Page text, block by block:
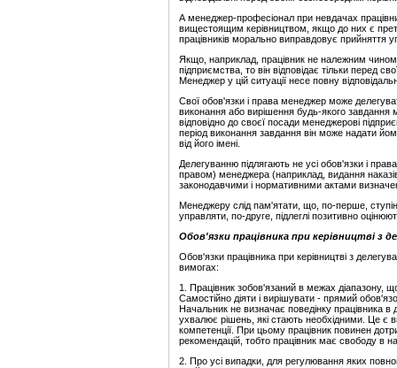
А менеджер-професіонал при невдачах
вищестоящим керівництвом, якщо до них є
працівників морально виправдовує прийняття
Якщо, наприклад, працівник не належним
підприємства, то він відповідає тільки перед
Менеджер у цій ситуації несе повну
Свої обов'язки і права менеджер може
виконання або вирішення будь-якого завдання
відповідно до своєї посади менеджерові
період виконання завдання він може надати
від його імені.
Делегуванню підлягають не усі обов'язки і
правом) менеджера (наприклад, видання
законодавчими і нормативними актами
Менеджеру слід пам'ятати, що, по-перше,
управляти, по-друге, підлеглі позитивно
Обов'язки працівника при керівництві з
Обов'язки працівника при керівництві з
вимогах:
1. Працівник зобов'язаний в межах діапазону, що
Самостійно діяти і вирішувати - прямий
Начальник не визначає поведінку працівника в
ухвалює рішень, які стають необхідними. Це є
компетенції. При цьому працівник повинен
рекомендацій, тобто працівник має свободу в
2. Про усі випадки, для регулювання яких